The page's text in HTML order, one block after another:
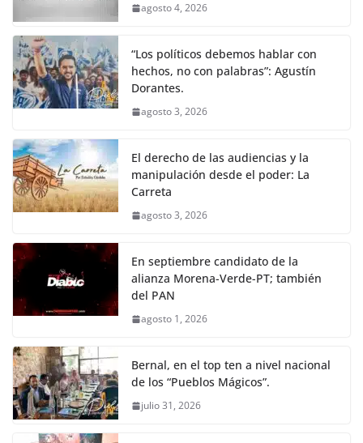
agosto 4, 2026
“Los políticos debemos hablar con
hechos, no con palabras”: Agustín
Dorantes.
agosto 3, 2026
El derecho de las audiencias y la
manipulación desde el poder: La
Carreta
agosto 3, 2026
En septiembre candidato de la
alianza Morena-Verde-PT; también
del PAN
agosto 1, 2026
Bernal, en el top ten a nivel nacional
de los “Pueblos Mágicos”.
julio 31, 2026